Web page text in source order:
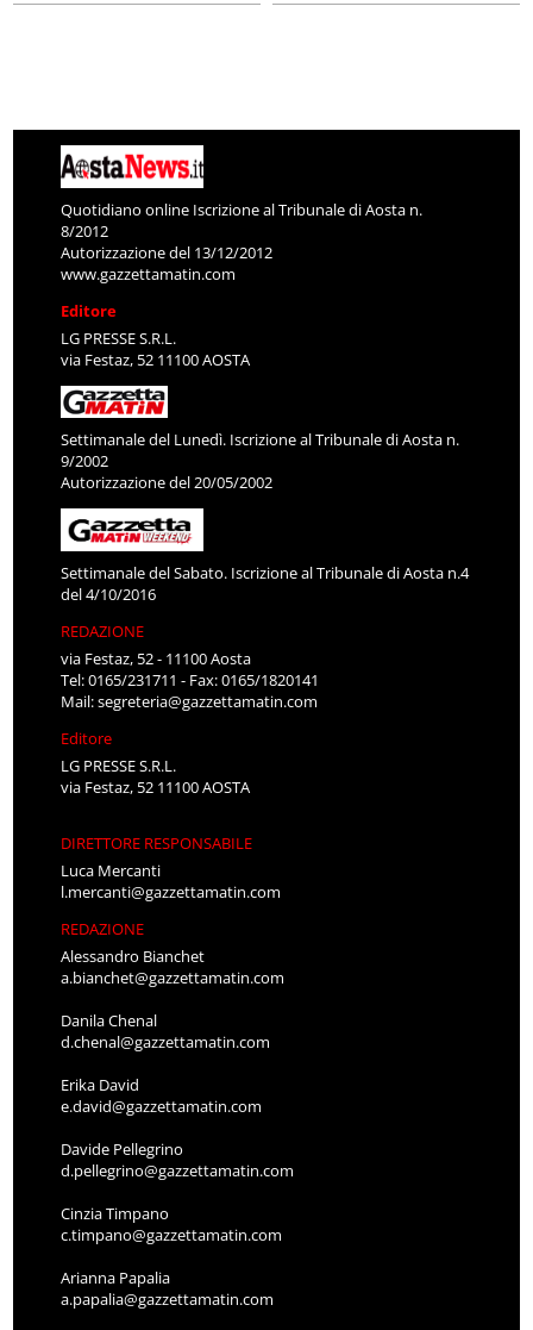
Quotidiano online Iscrizione al Tribunale di Aosta n.
8/2012
Autorizzazione del 13/12/2012
www.gazzettamatin.com
Editore
LG PRESSE S.R.L.
via Festaz, 52 11100 AOSTA
Settimanale del Lunedì. Iscrizione al Tribunale di Aosta n.
9/2002
Autorizzazione del 20/05/2002
Settimanale del Sabato. Iscrizione al Tribunale di Aosta n.4
del 4/10/2016
REDAZIONE
via Festaz, 52 - 11100 Aosta
Tel: 0165/231711 - Fax: 0165/1820141
Mail:segreteria@gazzettamatin.com
Editore
LG PRESSE S.R.L.
via Festaz, 52 11100 AOSTA
DIRETTORE RESPONSABILE
Luca Mercanti
l.mercanti@gazzettamatin.com
REDAZIONE
Alessandro Bianchet
a.bianchet@gazzettamatin.com
Danila Chenal
d.chenal@gazzettamatin.com
Erika David
e.david@gazzettamatin.com
Davide Pellegrino
d.pellegrino@gazzettamatin.com
Cinzia Timpano
c.timpano@gazzettamatin.com
Arianna Papalia
a.papalia@gazzettamatin.com